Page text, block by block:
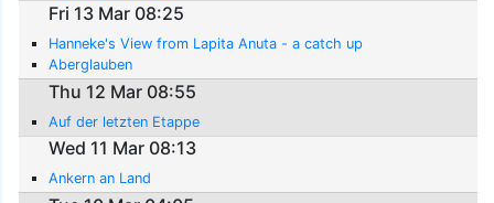
Fri 13 Mar 08:25
Hanneke's View from Lapita Anuta - a catch up
Aberglauben
Thu 12 Mar 08:55
Auf der letzten Etappe
Wed 11 Mar 08:13
Ankern an Land